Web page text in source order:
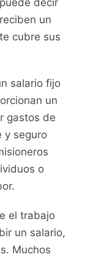
decir
un
cubre sus
salario fijo
un
gastos de
y seguro
o
el trabajo
un salario,
Muchos